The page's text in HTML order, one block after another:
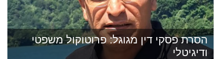
הסרת פסקי דין מגוגל: פרוטוקול משפטי
ודיגיטלי